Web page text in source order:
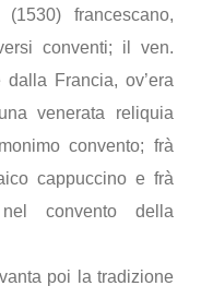
francescano,
conventi; il ven.
Francia, ov’era
venerata reliquia
convento; frà
cappuccino e frà
convento della
poi la tradizione